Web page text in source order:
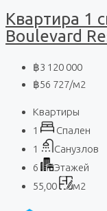
Квартира 1
Boulevard
฿3 120 000
฿56 727/м2
Квартиры
1
Спален
1
Санузлов
6
Этажей
55,00
м2